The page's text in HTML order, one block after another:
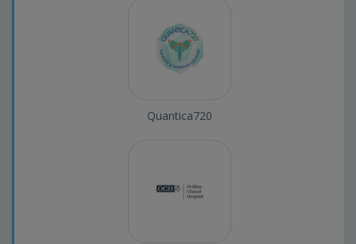
Quantica720